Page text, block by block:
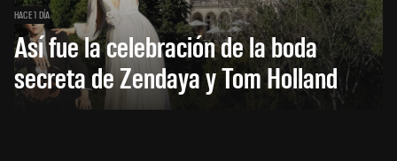
HACE 1 DÍA
Así fue la celebración de la boda
secreta de Zendaya y Tom Holland